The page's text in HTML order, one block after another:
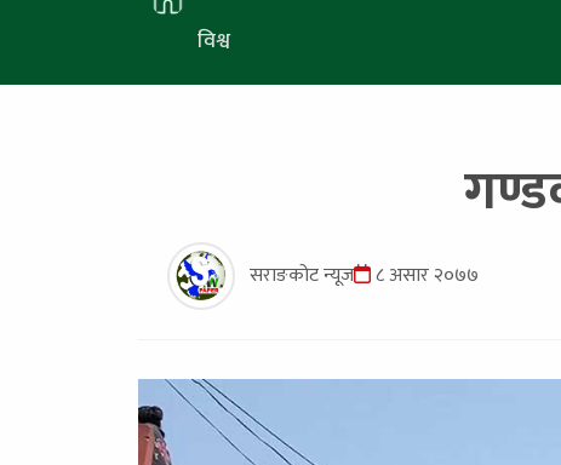
विश्व
सराङकोट न्यूज ८ असार २०७७